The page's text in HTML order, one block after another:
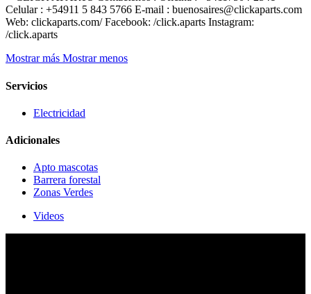
Celular : +54911 5 843 5766 E-mail : buenosaires@clickaparts.com
Web: clickaparts.com/ Facebook: /click.aparts Instagram:
/click.aparts
Mostrar más Mostrar menos
Servicios
Electricidad
Adicionales
Apto mascotas
Barrera forestal
Zonas Verdes
Videos